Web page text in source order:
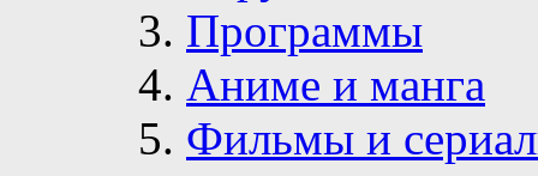
Программы
Аниме и манга
Фильмы и